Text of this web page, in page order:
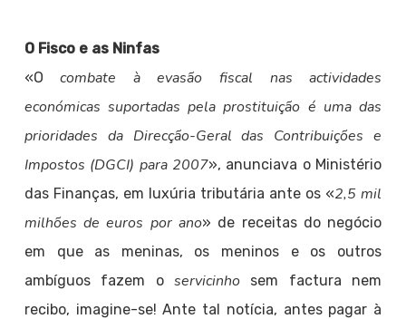
O Fisco e as Ninfas
«O
combate à evasão fiscal nas actividades
económicas suportadas pela prostituição é uma das
prioridades da Direcção-Geral das Contribuições e
Impostos (DGCI) para 2007», anunciava o Ministério
das Finanças, em luxúria tributária ante os «2,5 mil
milhões de euros por ano» de receitas do negócio
em que as meninas, os meninos e os outros
ambíguos fazem o servicinho sem factura nem
recibo, imagine-se! Ante tal notícia, antes pagar à